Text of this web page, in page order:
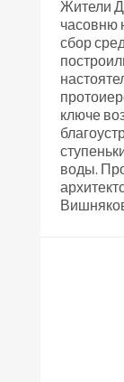
Жители
часовню
сбор
ключе
воды.